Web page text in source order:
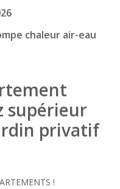
chaleur air-eau
supérieur
privatif
!